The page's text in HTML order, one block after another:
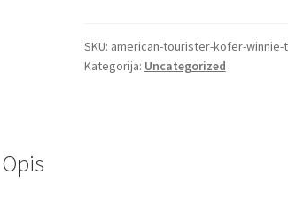
the
Pooh
SKU: american-tourister-kofer-winnie-
Kategorija: Uncategorized
Opis